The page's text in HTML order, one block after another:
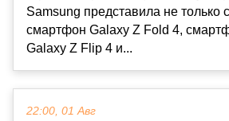
Samsung представила не только
смартфон Galaxy Z Fold 4,
Galaxy Z Flip 4 и...
22:00, 01 Авг